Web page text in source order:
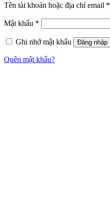
Tên tài khoản hoặc địa chỉ email *
Mật khẩu *
Ghi nhớ mật khẩu Đăng nhập
Quên mật khẩu?